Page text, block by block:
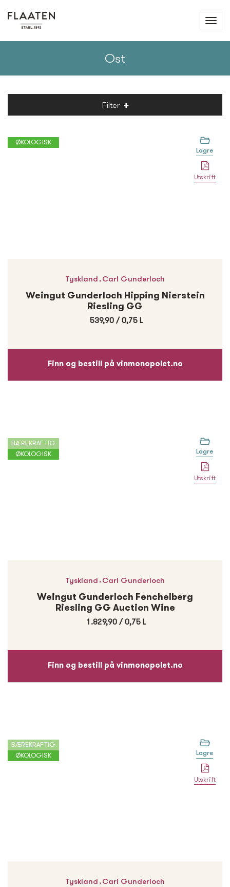
Ost
Filter
Utskrift
ØKOLOGISK
Tyskland , Carl Gunderloch
Finn og bestill på vinmonopolet.no
Weingut Gunderloch Hipping Nierstein
Riesling GG
539,90 / 0,75 L
Lagre
Utskrift
BÆREKRAFTIG
ØKOLOGISK
Tyskland , Carl Gunderloch
Finn og bestill på vinmonopolet.no
Weingut Gunderloch Fenchelberg
Riesling GG Auction Wine
1.829,90 / 0,75 L
Lagre
Utskrift
BÆREKRAFTIG
ØKOLOGISK
Tyskland , Carl Gunderloch
Lagre